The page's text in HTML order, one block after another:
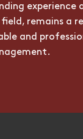
experience
field, remains a
and